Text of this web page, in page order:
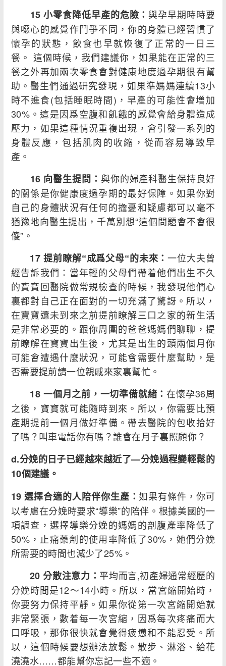
15 小零食降低早產的危險：與孕早期時時要
與噁心的感覺作鬥爭不同，你的身體已經習慣了
懷孕的狀態，飲食也早就恢復了正常的一日三
餐。 這個時候，我們建議你，如果能在正常的三
餐之外再加兩次零食會對健康地度過孕期很有幫
助。醫生們通過研究發現，如果準媽媽連續13小
時不進食(包括睡眠時間)，早產的可能性會增加
30%。這是因爲空腹和飢餓的感覺會給身體造成
壓力，如果這種情況重複出現，會引發一系列的
身體反應，包括肌肉的收縮，從而容易導致早
產。
16 向醫生提問： 與你的婦產科醫生保持良好
的關係是你健康度過孕期的最好保障。如果你對
自己的身體狀況有任何的擔憂和疑慮都可以毫不
猶豫地向醫生提出，千萬別想“這個問題會不會很
傻”。
17 提前瞭解“成爲父母“的未來：一位大夫曾
經告訴我們：當年輕的父母們帶着他們出生不久
的寶寶回醫院做常規檢查的時候，我發現他們心
裏都對自己正在面對的一切充滿了驚訝。所以，
在寶寶還未到來之前提前瞭解三口之家的新生活
是非常必要的。跟你周圍的爸爸媽媽們聊聊，提
前瞭解在寶寶出生後，尤其是出生的頭兩個月你
可能會遭遇什麼狀況，可能會需要什麼幫助，是
否需要提前請一位親戚來家裏幫忙。
18 一個月之前，一切準備就緒：在懷孕36周
之後，寶寶就可能隨時到來。所以，你需要比預
產期提前一個月做好準備。帶去醫院的包收拾好
了嗎？叫車電話你有嗎？誰會在月子裏照顧你？
d.分娩的日子已經越來越近了—分娩過程變輕鬆的
10個建議。
19 選擇合適的人陪伴你生產：如果有條件，你可
以考慮在分娩時要求“導樂”的陪伴。根據美國的一
項調查，選擇導樂分娩的媽媽的剖腹產率降低了
50%，止痛藥劑的使用率降低了30%，她們分娩
所需要的時間也減少了25%。
20 分散注意力： 平均而言,初產婦通常經歷的
分娩時間是12～14小時。所以，當宮縮開始時，
你要努力保持平靜。如果你從第一次宮縮開始就
非常緊張，數着每一次宮縮，因爲每次疼痛而大
口呼吸，那你很快就會覺得疲憊和不能忍受。所
以，這個時候要想辦法放鬆。散步、淋浴、給花
澆澆水……都能幫你忘記一些不適。